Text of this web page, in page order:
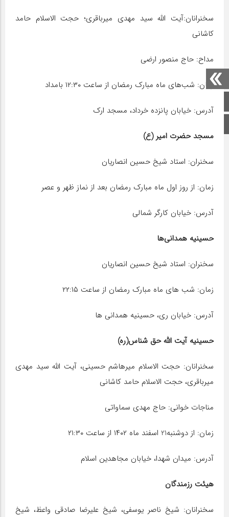
سخنرانان:آیت الله سید مهدی میرباقری؛ حجت الاسلام حامد
کاشانی
مداح: حاج منصور ارضی
زمان: شب‌های ماه مبارک رمضان از ساعت ۱۲:۳۰ بامداد
آدرس: خیابان پانزده خرداد، مسجد ارک
مسجد حضرت امیر (ع)
سخنران: استاد شیخ حسین انصاریان
زمان: از روز اول ماه مبارک رمضان بعد از نماز ظهر و عصر
آدرس: خیابان کارگر شمالی
حسینیه همدانی‌ها
سخنران: استاد شیخ حسین انصاریان
زمان: شب های ماه مبارک رمضان از ساعت ۲۲:۱۵
آدرس: خیابان ری، حسینیه همدانی ها
حسینیه آیت الله حق شناس(ره)
سخنرانان: حجت الاسلام میرهاشم حسینی، آیت الله سید مهدی
میرباقری، حجت الاسلام حامد کاشانی
مناجات خوانی: حاج مهدی سماواتی
زمان: از دوشنبه21 اسفند ماه ۱۴۰۲ از ساعت ۲۱:۳۰
آدرس: میدان شهدا، خیابان مجاهدین اسلام
هیئت رزمندگان
سخنرانان: شیخ ناصر یوسفی، شیخ علیرضا صادقی واعظ، شیخ